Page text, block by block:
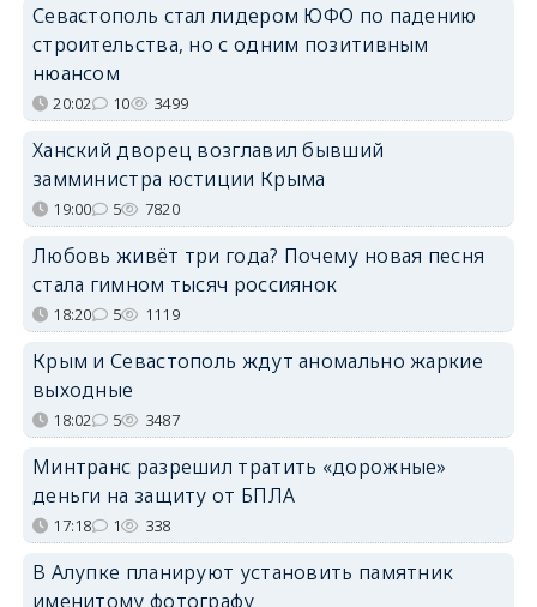
Севастополь стал лидером ЮФО по падению
строительства, но с одним позитивным
нюансом
20:02 10 3499
Ханский дворец возглавил бывший
замминистра юстиции Крыма
19:00 5 7820
Любовь живёт три года? Почему новая песня
стала гимном тысяч россиянок
18:20 5 1119
Крым и Севастополь ждут аномально жаркие
выходные
18:02 5 3487
Минтранс разрешил тратить «дорожные»
деньги на защиту от БПЛА
17:18 1 338
В Алупке планируют установить памятник
именитому фотографу